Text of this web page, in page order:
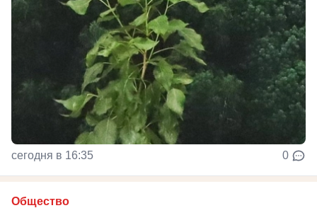
сегодня в 16:35 0
Общество